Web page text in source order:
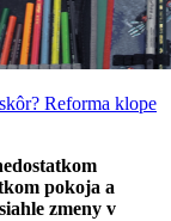
Reforma klope
pokoja a
zmeny v